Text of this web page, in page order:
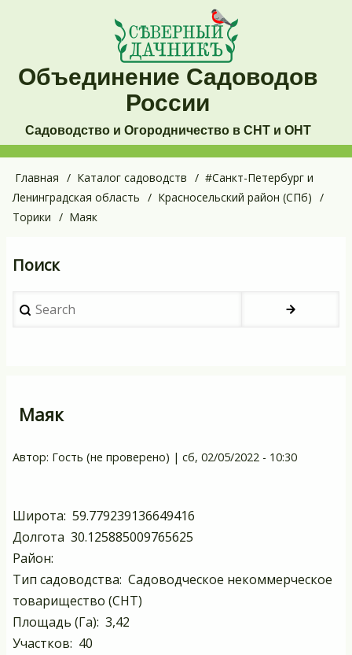
содержанию
Объединение Садоводов
России
Садоводство и Огородничество в СНТ и ОНТ
Основная
навигация
Строка
навигации
Главная Каталог садоводств
#Санкт-Петербург и
Ленинградская область
Красносельский район (СПб)
Торики
Маяк
Поиск
Search
Маяк
Автор: Гость (не проверено) | сб, 02/05/2022 - 10:30
Широта: 59.779239136649416
Долгота 30.125885009765625
Район:
Тип садоводства: Садоводческое некоммерческое
товарищество (СНТ)
Площадь (Га): 3,42
Участков: 40